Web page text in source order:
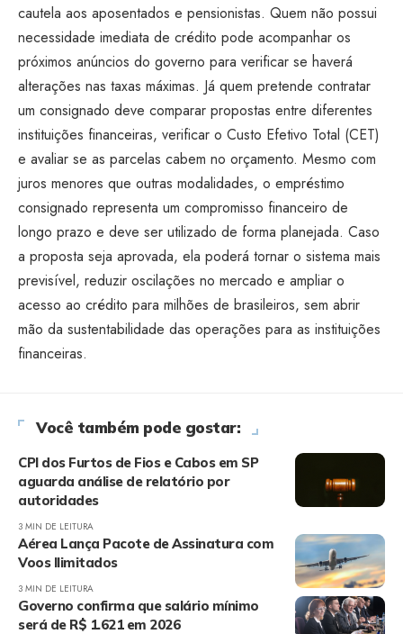
cautela aos aposentados e pensionistas. Quem não possui
necessidade imediata de crédito pode acompanhar os
próximos anúncios do governo para verificar se haverá
alterações nas taxas máximas. Já quem pretende contratar
um consignado deve comparar propostas entre diferentes
instituições financeiras, verificar o Custo Efetivo Total (CET)
e avaliar se as parcelas cabem no orçamento. Mesmo com
juros menores que outras modalidades, o empréstimo
consignado representa um compromisso financeiro de
longo prazo e deve ser utilizado de forma planejada. Caso
a proposta seja aprovada, ela poderá tornar o sistema mais
previsível, reduzir oscilações no mercado e ampliar o
acesso ao crédito para milhões de brasileiros, sem abrir
mão da sustentabilidade das operações para as instituições
financeiras.
Você também pode gostar:
CPI dos Furtos de Fios e Cabos em SP
aguarda análise de relatório por
autoridades
3 MIN DE LEITURA
Aérea Lança Pacote de Assinatura com
Voos Ilimitados
3 MIN DE LEITURA
Governo confirma que salário mínimo
será de R$ 1.621 em 2026